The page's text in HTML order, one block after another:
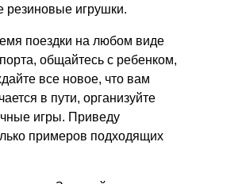
резиновые игрушки.
поездки на любом виде
общайтесь с ребенком,
все новое, что вам
в пути, организуйте
игры. Приведу
примеров подходящих